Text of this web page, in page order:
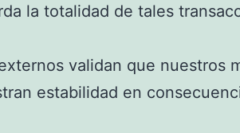
la totalidad de tales
validan que nuestros
estabilidad en